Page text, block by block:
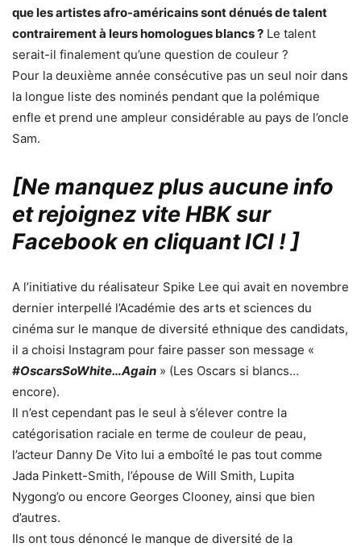
que les artistes afro-américains sont dénués de talent
contrairement à leurs homologues blancs ? Le talent
serait-il finalement qu’une question de couleur ?
Pour la deuxième année consécutive pas un seul noir dans
la longue liste des nominés pendant que la polémique
enfle et prend une ampleur considérable au pays de l’oncle
Sam.
[Ne manquez plus aucune info
et rejoignez vite HBK sur
Facebook en cliquant ICI ! ]
A l’initiative du réalisateur Spike Lee qui avait en novembre
dernier interpellé l’Académie des arts et sciences du
cinéma sur le manque de diversité ethnique des candidats,
il a choisi Instagram pour faire passer son message «
#OscarsSoWhite…Again » (Les Oscars si blancs…
encore).
Il n’est cependant pas le seul à s’élever contre la
catégorisation raciale en terme de couleur de peau,
l’acteur Danny De Vito lui a emboîté le pas tout comme
Jada Pinkett-Smith, l’épouse de Will Smith, Lupita
Nygong’o ou encore Georges Clooney, ainsi que bien
d’autres.
Ils ont tous dénoncé le manque de diversité de la